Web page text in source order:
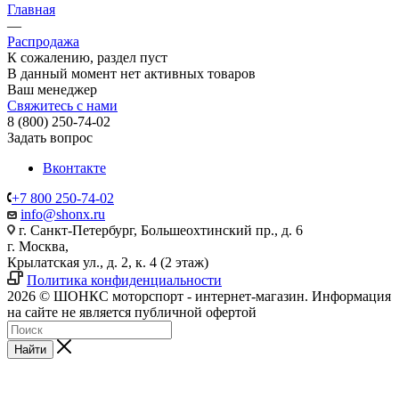
Главная
—
Распродажа
К сожалению, раздел пуст
В данный момент нет активных товаров
Ваш менеджер
Свяжитесь с нами
8 (800) 250-74-02
Задать вопрос
Вконтакте
+7 800 250-74-02
info@shonx.ru
г. Санкт-Петербург, Большеохтинский пр., д. 6
г. Москва,
Крылатская ул., д. 2, к. 4 (2 этаж)
Политика конфиденциальности
2026 © ШОНКС моторспорт - интернет-магазин. Информация
на сайте не является публичной офертой
Найти